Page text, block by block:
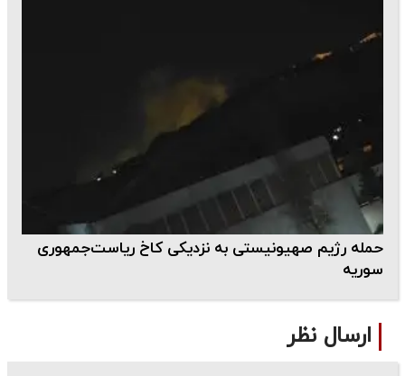
حمله رژیم صهیونیستی به نزدیکی کاخ ریاست‌جمهوری
سوریه
ارسال نظر